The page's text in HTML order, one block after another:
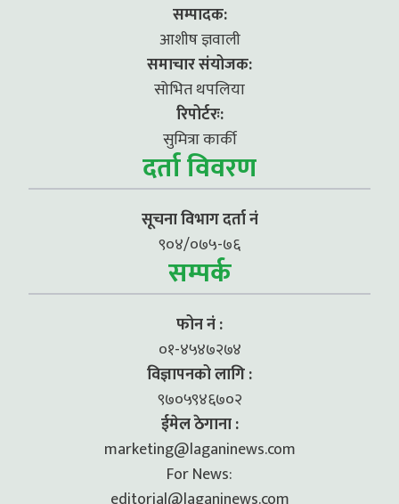
सम्पादक:
आशीष ज्ञवाली
समाचार संयोजक:
सोभित थपलिया
रिपोर्टरः:
सुमित्रा कार्की
दर्ता विवरण
सूचना विभाग दर्ता नं
९०४/०७५-७६
सम्पर्क
फोन नं :
०१-४५४७२७४
विज्ञापनको लागि :
९७०५९४६७०२
ईमेल ठेगाना :
marketing@laganinews.com
For News: